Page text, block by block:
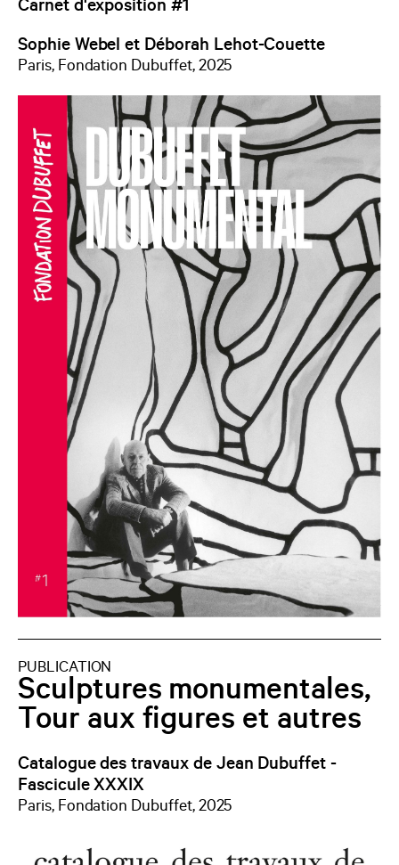
Carnet d'exposition #1
Sophie Webel et Déborah Lehot-Couette
Paris, Fondation Dubuffet, 2025
PUBLICATION
Sculptures monumentales,
Tour aux figures et autres
Catalogue des travaux de Jean Dubuffet -
Fascicule XXXIX
Paris, Fondation Dubuffet, 2025